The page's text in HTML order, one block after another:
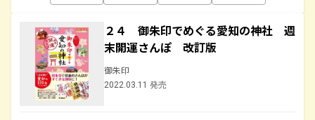
２４ 御朱印でめぐる愛知の神社 週
末開運さんぽ 改訂版
御朱印
2022.03.11 発売